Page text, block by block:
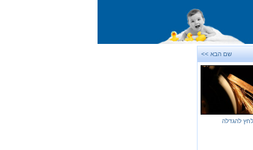
שם הבא >>
לחץ להגדלה